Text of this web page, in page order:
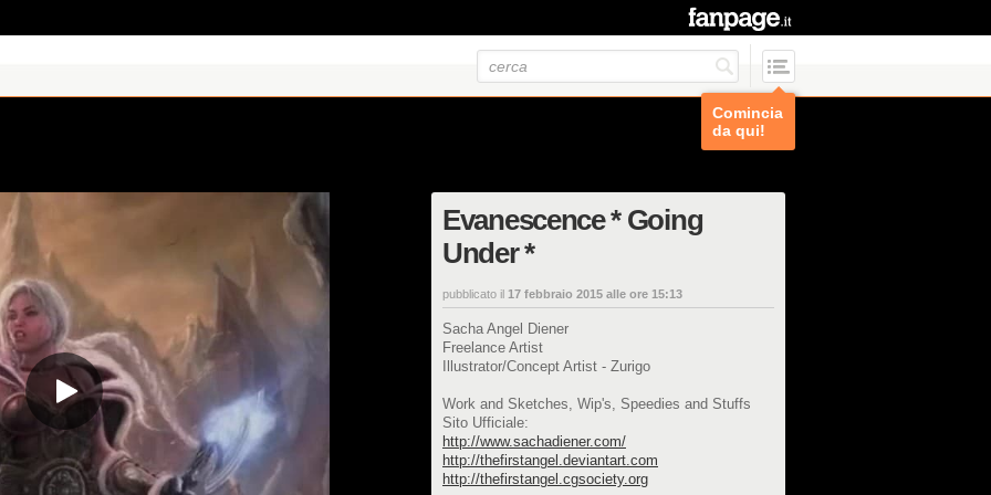
Comincia
da qui!
Evanescence * Going
Under *
pubblicato il 17 febbraio 2015 alle ore 15:13
Sacha Angel Diener
Freelance Artist
Illustrator/Concept Artist - Zurigo
Work and Sketches, Wip's, Speedies and Stuffs
Sito Ufficiale:
http://www.sachadiener.com/
http://thefirstangel.deviantart.com
http://thefirstangel.cgsociety.org